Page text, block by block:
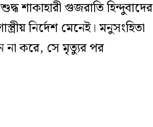
শাকাহারী গুজরাতি হিন্দুবাদের
নির্দেশ মেনেই। মনুসংহিতা
না করে, সে মৃত্যুর পর